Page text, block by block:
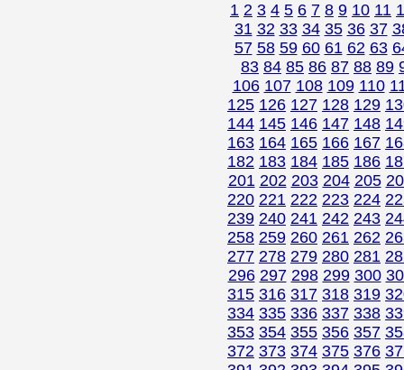
1 2 3 4 5 6 7 8 9 10 11
31 32 33 34 35 36 37
57 58 59 60 61 62 63
83 84 85 86 87 88 89
106 107 108 109 110
125 126 127 128 129
144 145 146 147 148
163 164 165 166 167
182 183 184 185 186
201 202 203 204 205
220 221 222 223 224
239 240 241 242 243
258 259 260 261 262
277 278 279 280 281
296 297 298 299 300
315 316 317 318 319
334 335 336 337 338
353 354 355 356 357
372 373 374 375 376